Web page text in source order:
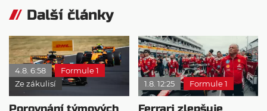
Další články
4.8. 6:58
Formule 1
Ze zákulisí
1.8. 12:25 Formule 1